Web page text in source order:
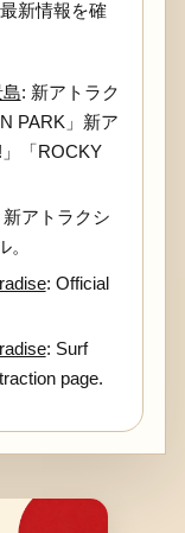
新情報を確
: 新アトラク
PARK」新ア
「ROCKY
新アトラクシ
: Official
: Surf
page.